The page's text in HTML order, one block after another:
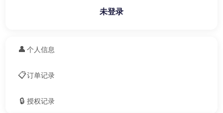
未登录
👤 个人信息
📋订单记录
🔒 授权记录